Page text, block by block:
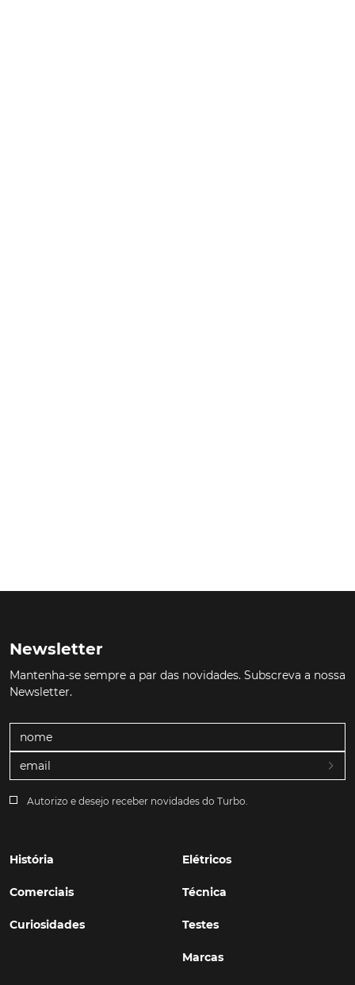
Newsletter
Mantenha-se sempre a par das novidades. Subscreva a nossa
Newsletter.
Autorizo e desejo receber novidades do Turbo.
História
Comerciais
Curiosidades
Elétricos
Técnica
Testes
Marcas